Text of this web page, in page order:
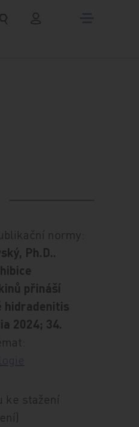
normy:
Ph.D..
přináší
hidradenitis
2024; 34.
ke stažení